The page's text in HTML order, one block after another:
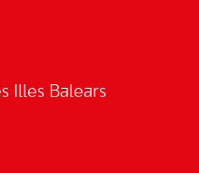
Illes Balears